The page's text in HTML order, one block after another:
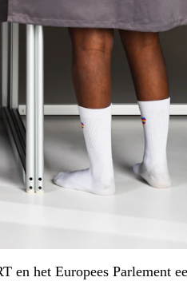
het Europees Parlement